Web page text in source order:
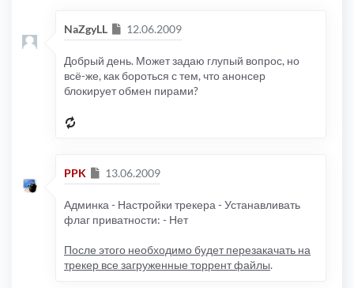
NaZgyLL Сообщение
12.06.2009
Добрый день. Может задаю глупый вопрос, но
всё-же, как бороться с тем, что анонсер
блокирует обмен пирами?
PPK Сообщение
13.06.2009
Админка - Настройки трекера - Устанавливать
флаг приватности: - Нет
После этого необходимо будет перезакачать на
трекер все загруженные торрент файлы.